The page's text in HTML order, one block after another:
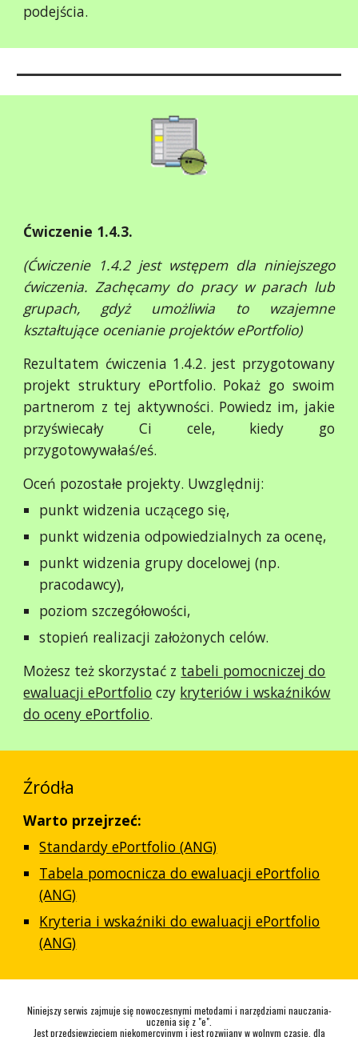
podejścia.
Ćwiczenie 1.4.3.
(Ćwiczenie 1.4.2 jest wstępem dla niniejszego
ćwiczenia. Zachęcamy do pracy w parach lub
grupach, gdyż umożliwia to wzajemne
kształtujące ocenianie projektów ePortfolio)
Rezultatem ćwiczenia 1.4.2. jest przygotowany
projekt struktury ePortfolio. Pokaż go swoim
partnerom z tej aktywności. Powiedz im, jakie
przyświecały Ci cele, kiedy go
przygotowywałaś/eś.
Oceń pozostałe projekty. Uwzględnij:
punkt widzenia uczącego się,
punkt widzenia odpowiedzialnych za ocenę,
punkt widzenia grupy docelowej (np.
pracodawcy),
poziom szczegółowości,
stopień realizacji założonych celów.
Możesz też skorzystać z tabeli pomocniczej do
ewaluacji ePortfolio czy kryteriów i wskaźników
do oceny ePortfolio.
Źródła
Warto przejrzeć:
Standardy ePortfolio (ANG)
Tabela pomocnicza do ewaluacji ePortfolio
(ANG)
Kryteria i wskaźniki do ewaluacji ePortfolio
(ANG)
Niniejszy serwis zajmuje się nowoczesnymi metodami i narzędziami nauczania-
uczenia się z "e".
Jest przedsięwzięciem niekomercyjnym i jest rozwijany w wolnym czasie, dla